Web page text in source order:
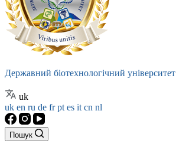
Державний біотехнологічний університет
uk
uk en ru de frpt es it cn nl
Пошук